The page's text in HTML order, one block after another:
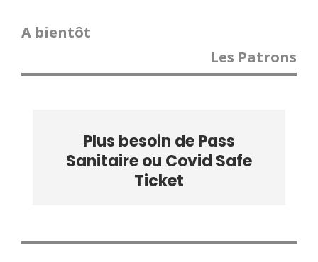
A bientôt
Les Patrons
Plus besoin de Pass
Sanitaire ou Covid Safe
Ticket